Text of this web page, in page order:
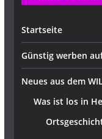
Startseite
Günstig werben
Neues aus dem
Was ist los in